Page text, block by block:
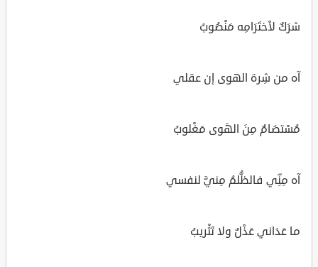
شرَكٌ لاْختَرَامِه مَنْصُوبُ
آه من شِرة الهوى إن عقلي
مُسْتضَامٌ مِنَ الهَوى مَغْلوبُ
آه مِنِّي فالظُّلمُ مِنيَّ لنفسي
ما عَدَاني عَذْلٌ ولا تَثْريبُ